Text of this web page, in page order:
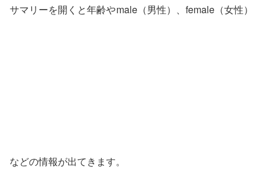
サマリーを開くと年齢やmale（男性）、 female（女性）
などの情報が出てきます。